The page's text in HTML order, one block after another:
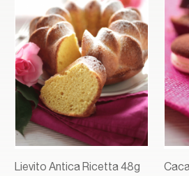
Lievito Antica Ricetta 48g